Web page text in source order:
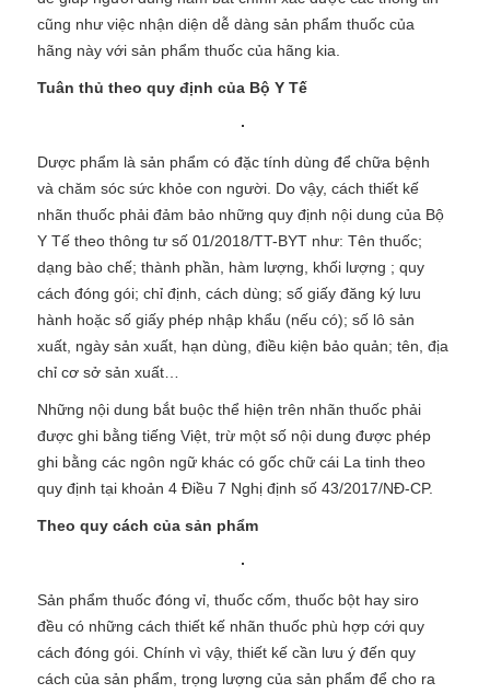
cũng như việc nhận diện dễ dàng sản phẩm thuốc của
hãng này với sản phẩm thuốc của hãng kia.
Tuân thủ theo quy định của Bộ Y Tế
Dược phẩm là sản phẩm có đặc tính dùng để chữa bệnh
và chăm sóc sức khỏe con người. Do vậy, cách thiết kế
nhãn thuốc phải đảm bảo những quy định nội dung của Bộ
Y Tế theo thông tư số 01/2018/TT-BYT như: Tên thuốc;
dạng bào chế; thành phần, hàm lượng, khối lượng ; quy
cách đóng gói; chỉ định, cách dùng; số giấy đăng ký lưu
hành hoặc số giấy phép nhập khẩu (nếu có); số lô sản
xuất, ngày sản xuất, hạn dùng, điều kiện bảo quản; tên, địa
chỉ cơ sở sản xuất…
Những nội dung bắt buộc thể hiện trên nhãn thuốc phải
được ghi bằng tiếng Việt, trừ một số nội dung được phép
ghi bằng các ngôn ngữ khác có gốc chữ cái La tinh theo
quy định tại khoản 4 Điều 7 Nghị định số 43/2017/NĐ-CP.
Theo quy cách của sản phẩm
Sản phẩm thuốc đóng vỉ, thuốc cốm, thuốc bột hay siro
đều có những cách thiết kế nhãn thuốc phù hợp cới quy
cách đóng gói. Chính vì vậy, thiết kế cần lưu ý đến quy
cách của sản phẩm, trọng lượng của sản phẩm để cho ra